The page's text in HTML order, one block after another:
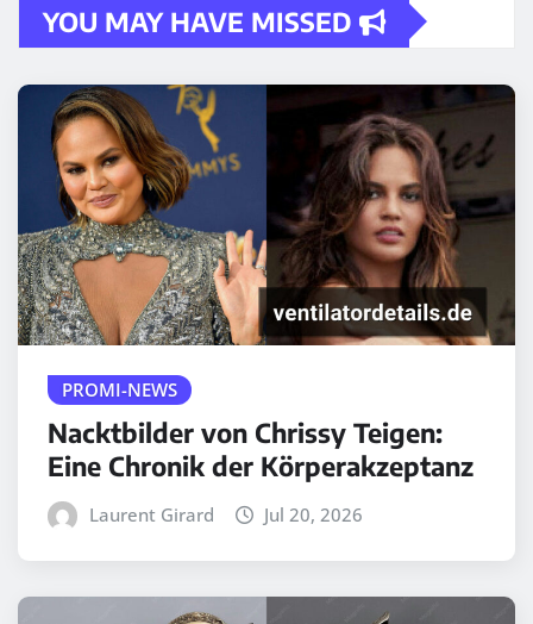
YOU MAY HAVE MISSED
PROMI-NEWS
Nacktbilder von Chrissy Teigen:
Eine Chronik der Körperakzeptanz
Laurent Girard Jul 20, 2026